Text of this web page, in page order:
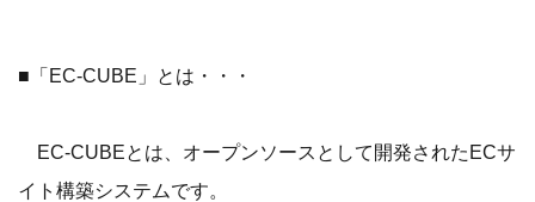
■「EC-CUBE」とは・・・
EC-CUBEとは、オープンソースとして開発されたECサ
イト構築システムです。